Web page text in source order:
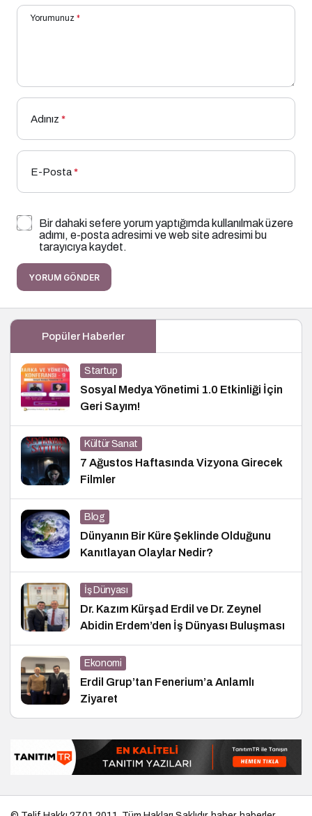
Yorumunuz *
Adınız *
E-Posta*
Bir dahaki sefere yorum yaptığımda kullanılmak üzere
adımı, e-posta adresimi ve web site adresimi bu
tarayıcıya kaydet.
YORUM GÖNDER
Popüler Haberler
Startup
Sosyal Medya Yönetimi 1.0 Etkinliği İçin
Geri Sayım!
Kültür Sanat
7 Ağustos Haftasında Vizyona Girecek
Filmler
Blog
Dünyanın Bir Küre Şeklinde Olduğunu
Kanıtlayan Olaylar Nedir?
İş Dünyası
Dr. Kazım Kürşad Erdil ve Dr. Zeynel
Abidin Erdem’den İş Dünyası Buluşması
Ekonomi
Erdil Grup’tan Fenerium’a Anlamlı
Ziyaret